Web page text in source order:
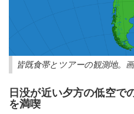
皆既食帯とツアーの観測地。
日没が近い夕方の低空で
を満喫